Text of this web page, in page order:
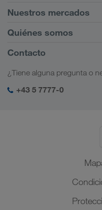
Transportes por carretera
Portal de clientes
Soluciones digitales
Soluciones para diferentes
Nuestros mercados
Europa
Cáucaso
Asia Central
Oriente Medio
Quiénes somos
Información sobre la
Responsabilidad social
Management SHEQ
Contacto
¿Tiene alguna pregunta o
+43 5 7777-0